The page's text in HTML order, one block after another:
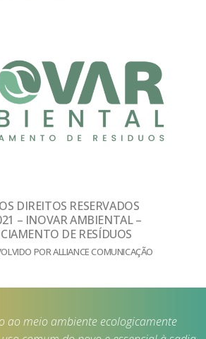
DIREITOS RESERVADOS
– INOVAR AMBIENTAL –
DE RESÍDUOS
POR ALLIANCE COMUNICAÇÃO
ao meio ambiente ecologicamente